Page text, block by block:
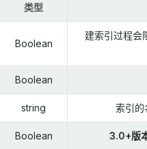
类型
Boolean
建索引过程
Boolean
string 索引
Boolean 3.0+版